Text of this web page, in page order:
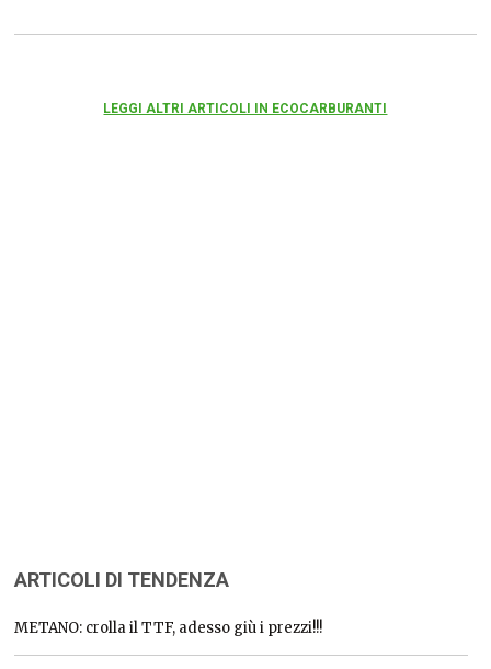
LEGGI ALTRI ARTICOLI IN ECOCARBURANTI
ARTICOLI DI TENDENZA
METANO: crolla il TTF, adesso giù i prezzi!!!